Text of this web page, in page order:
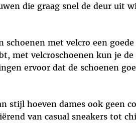
die graag snel de deur uit
schoenen met velcro een
met velcroschoenen kun je
ervoor dat de schoenen
stijl hoeven dames ook geen
van casual sneakers tot